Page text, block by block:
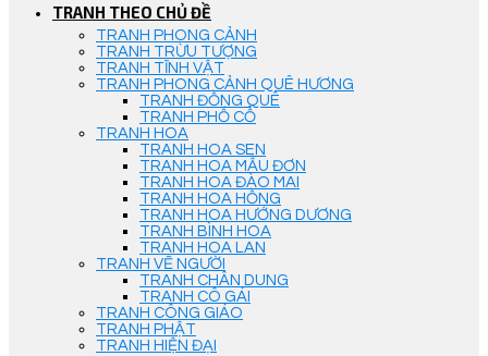
TRANH THEO CHỦ ĐỀ
TRANH PHONG CẢNH
TRANH TRỪU TƯỢNG
TRANH TĨNH VẬT
TRANH PHONG CẢNH QUÊ HƯƠNG
TRANH ĐỒNG QUÊ
TRANH PHỐ CỔ
TRANH HOA
TRANH HOA SEN
TRANH HOA MẪU ĐƠN
TRANH HOA ĐÀO MAI
TRANH HOA HỒNG
TRANH HOA HƯỚNG DƯƠNG
TRANH BÌNH HOA
TRANH HOA LAN
TRANH VẼ NGƯỜI
TRANH CHÂN DUNG
TRANH CÔ GÁI
TRANH CÔNG GIÁO
TRANH PHẬT
TRANH HIỆN ĐẠI